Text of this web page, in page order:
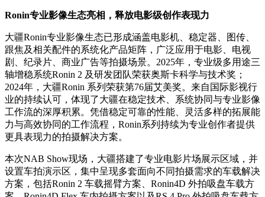
Ronin专业影像生态亮相，释放电影级创作表现力
大疆Ronin专业影像生态已形成涵盖电影机、稳定器、图传、
跟焦及相关配件的系统化产品矩阵，广泛应用于电影、电视
剧、纪录片、商业广告等拍摄场景。2025年，专业级多用途三
轴增稳系统Ronin 2 及研发团队荣获奥斯卡科学与技术奖；
2024年，大疆Ronin 系列荣获第76届艾美奖。来自国际影视行
业的持续认可，体现了大疆在稳定技术、系统协同与专业影像
工作流的深厚积累。凭借稳定可靠的性能、灵活多样的拓展能
力与高效协同的工作流程，Ronin系列持续为专业创作者提供
更具表现力的拍摄解决方案。
本次NAB Show现场，大疆搭建了专业电影片场展示区域，并
设置车拍演示区，集中呈现多套面向不同拍摄需求的车载解决
方案，包括Ronin 2 车载摇臂方案、Ronin4D 外拍吸盘车载方